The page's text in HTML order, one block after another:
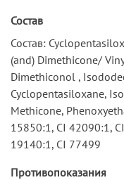
Состав
Состав:
(and) Dimethicone/
Dimethiconol ,
Cyclopentasiloxane,
Methicone,
15850:1, CI 42090:1,
19140:1, CI 77499
Противопоказания